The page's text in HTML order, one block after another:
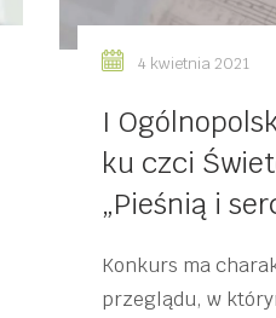
4 kwietnia 2021
I
ku czci
„Pieśnią i
Konkurs ma
przeglądu, w